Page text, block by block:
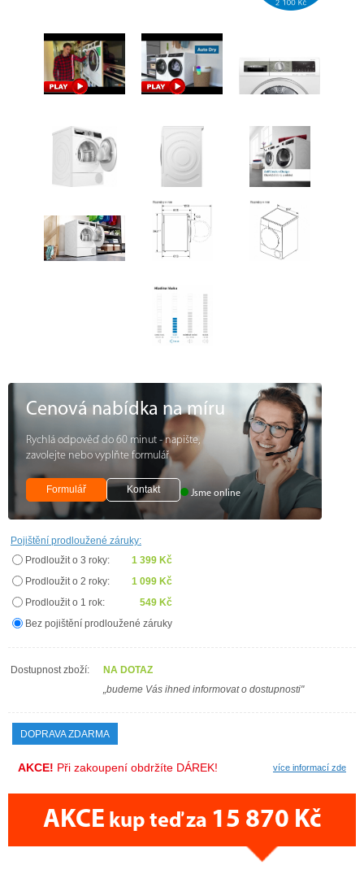
Cenová nabídka na míru
Rychlá odpověď do 60 minut - napište,
zavolejte nebo vyplňte formulář
Formulář Kontakt Jsme online
Pojištění prodloužené záruky:
Prodloužit o 3 roky:
1 399 Kč
Prodloužit o 2 roky:
1 099 Kč
Prodloužit o 1 rok:
549 Kč
Bez pojištění prodloužené záruky
Dostupnost zboží:
NA DOTAZ
„budeme Vás ihned informovat o dostupnosti"
DOPRAVA ZDARMA
AKCE! Při zakoupení obdržíte DÁREK! více informací zde
AKCE kup teď za 15 870 Kč